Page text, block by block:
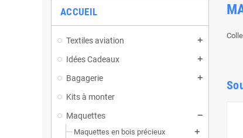
ACCUEIL
Textiles aviation
Idées Cadeaux
Bagagerie
Kits à monter
Maquettes
Maquettes en bois précieux